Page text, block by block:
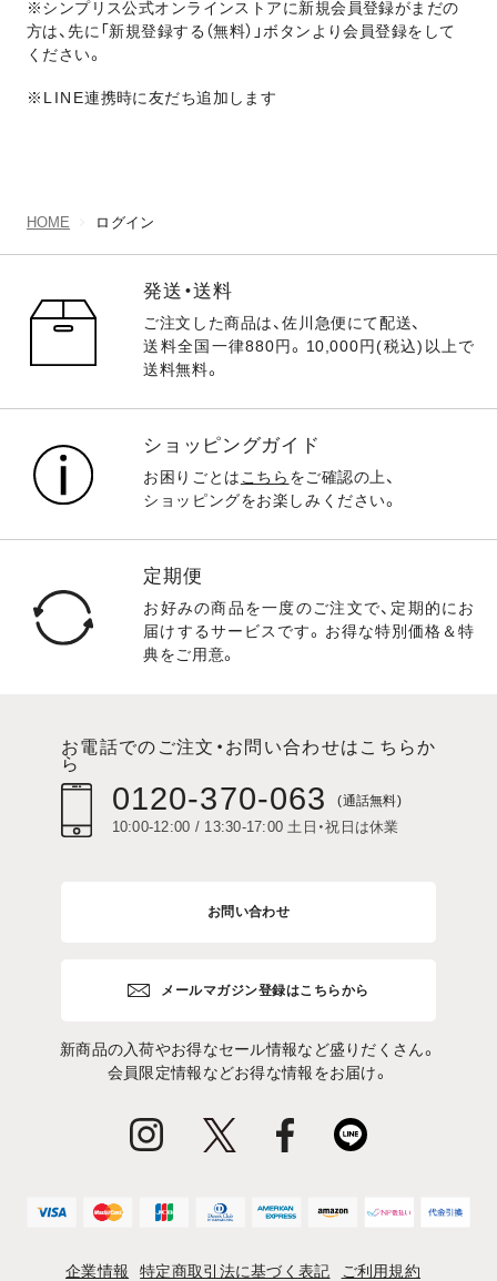
※シンプリス公式オンラインストアに新規会員登録がまだの
方は、先に「新規登録する（無料）」ボタンより会員登録をして
ください。
※LINE連携時に友だち追加します
HOME ログイン
発送・送料
ご注文した商品は、佐川急便にて配送、
送料全国一律880円。10,000円(税込)以上で
送料無料。
ショッピングガイド
お困りごとはこちら をご確認の上、
ショッピングをお楽しみください。
定期便
お好みの商品を一度のご注文で、定期的にお
届けするサービスです。お得な特別価格＆特
典をご用意。
お電話でのご注文・お問い合わせはこちらか
ら
0120-370-063 (通話無料)
10:00-12:00 / 13:30-17:00 土日・祝日は休業
お問い合わせ
メールマガジン登録はこちらから
新商品の入荷やお得なセール情報など盛りだくさん。
会員限定情報などお得な情報をお届け。
企業情報 特定商取引法に基づく表記 ご利用規約